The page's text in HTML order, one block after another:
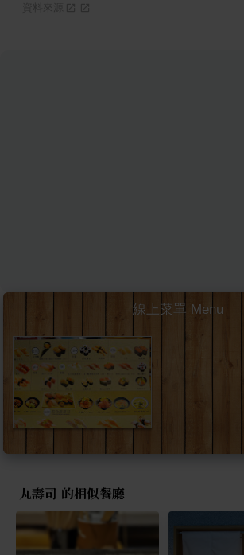
線上菜單 Menu
丸壽司 的相似餐廳